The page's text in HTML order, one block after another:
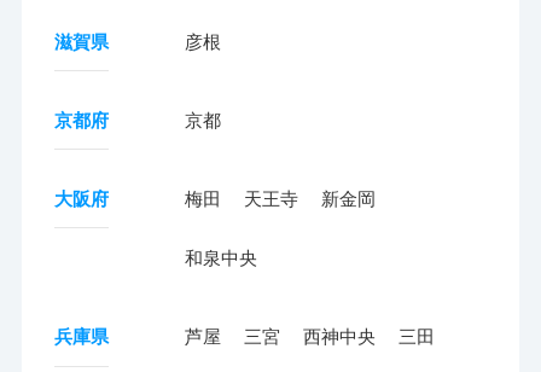
滋賀県 彦根
京都府 京都
大阪府 梅田 天王寺 新金岡
和泉中央
兵庫県 芦屋 三宮 西神中央 三田